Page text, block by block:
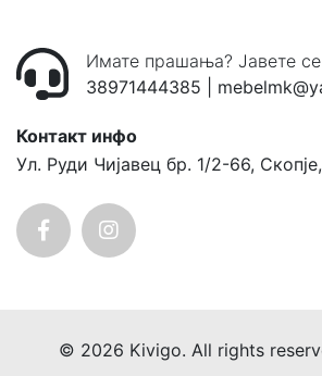
Имате прашања? Јавете
38971444385
Контакт инфо
Ул. Руди Чијавец бр. 1/2-66,
© 2026 Kivigo. All rights